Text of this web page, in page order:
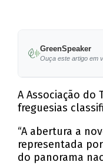
GreenSpeaker
Ouça este artigo em
A Associação do
freguesias
“A abertura a
representada
do panorama